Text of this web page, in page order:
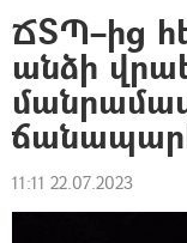
ՃՏՊ–ից
անձի
11:11 22.07.2023